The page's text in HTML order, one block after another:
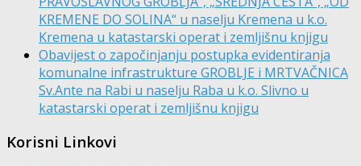
KREMENE DO SOLINA“ u naselju Kremena u k.o.
Kremena u katastarski operat i zemljišnu knjigu
Obavijest o započinjanju postupka evidentiranja
komunalne infrastrukture GROBLJE i MRTVAČNICA
Sv.Ante na Rabi u naselju Raba u k.o. Slivno u
katastarski operat i zemljišnu knjigu
Korisni Linkovi